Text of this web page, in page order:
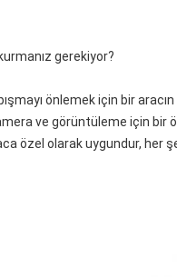
gerekiyor?
önlemek için bir
ve görüntüleme için
özel olarak uygundur, her